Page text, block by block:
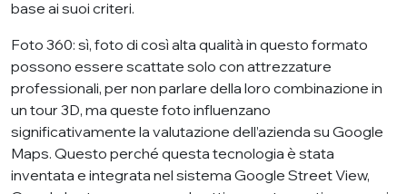
base ai suoi criteri.
Foto 360: sì, foto di così alta qualità in questo formato
possono essere scattate solo con attrezzature
professionali, per non parlare della loro combinazione in
un tour 3D, ma queste foto influenzano
significativamente la valutazione dell’azienda su Google
Maps. Questo perché questa tecnologia è stata
inventata e integrata nel sistema Google Street View,